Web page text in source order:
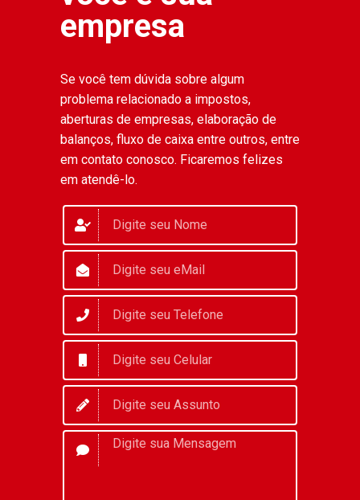
empresa
Se você tem dúvida sobre algum
problema relacionado a impostos,
aberturas de empresas, elaboração de
balanços, fluxo de caixa entre outros, entre
em contato conosco. Ficaremos felizes
em atendê-lo.